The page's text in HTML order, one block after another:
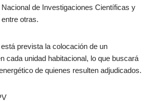
de Investigaciones Científicas y
otras.
prevista la colocación de un
cada unidad habitacional, lo que buscará
de quienes resulten adjudicados.